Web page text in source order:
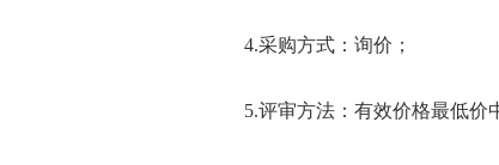
4.采购方式：询价；
5.评审方法：有效价格最低价